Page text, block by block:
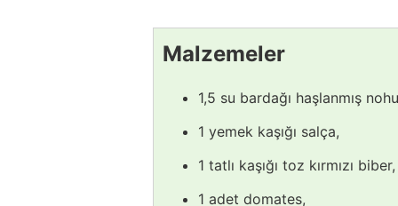
Malzemeler
1,5 su bardağı haşlanmış
1 yemek kaşığı salça,
1 tatlı kaşığı toz kırmızı biber,
1 adet domates,